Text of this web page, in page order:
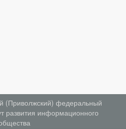
(Приволжский) федеральный
развития информационного